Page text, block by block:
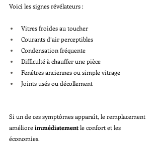
Voici les signes révélateurs :
Vitres froides au toucher
Courants d’air perceptibles
Condensation fréquente
Difficulté à chauffer une pièce
Fenêtres anciennes ou simple vitrage
Joints usés ou décollement
Si un de ces symptômes apparaît, le remplacement
améliore immédiatement le confort et les
économies.